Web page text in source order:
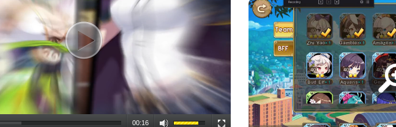
00:16